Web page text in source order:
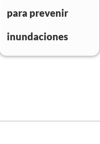
para prevenir
inundaciones